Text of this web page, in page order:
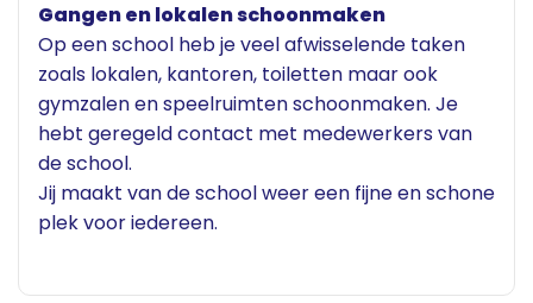
Gangen en lokalen schoonmaken
Op een school heb je veel afwisselende taken
zoals lokalen, kantoren, toiletten maar ook
gymzalen en speelruimten schoonmaken. Je
hebt geregeld contact met medewerkers van
de school.
Jij maakt van de school weer een fijne en schone
plek voor iedereen.